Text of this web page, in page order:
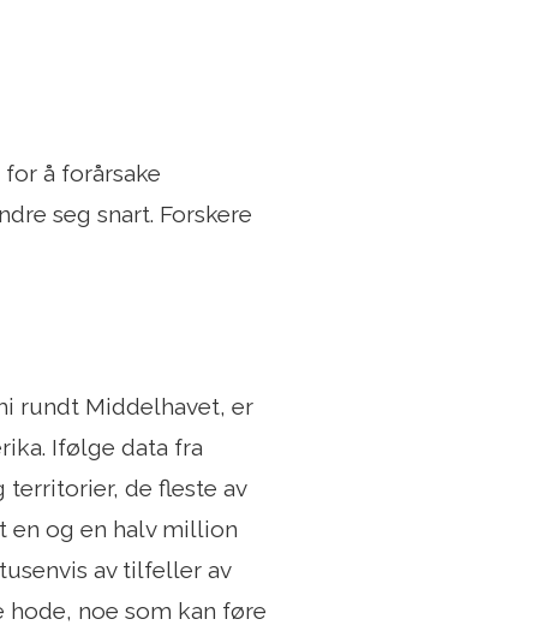
å forårsake
seg snart. Forskere
rundt Middelhavet, er
Ifølge data fra
territorier, de fleste av
en og en halv million
av tilfeller av
noe som kan føre